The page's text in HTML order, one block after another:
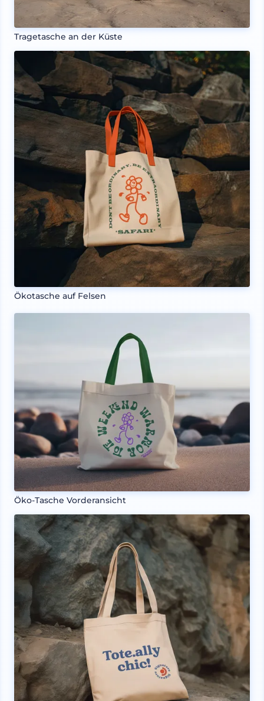
Tragetasche an der Küste
Ökotasche auf Felsen
Öko-Tasche Vorderansicht